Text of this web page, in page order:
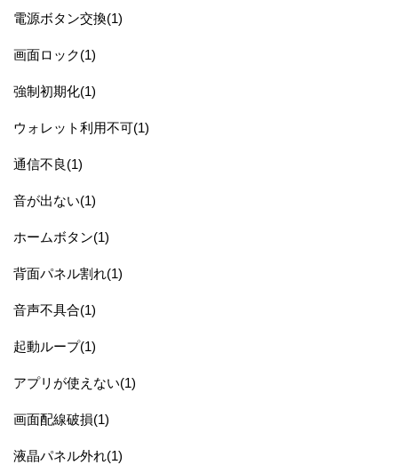
電源ボタン交換(1)
画面ロック(1)
強制初期化(1)
ウォレット利用不可(1)
通信不良(1)
音が出ない(1)
ホームボタン(1)
背面パネル割れ(1)
音声不具合(1)
起動ループ(1)
アプリが使えない(1)
画面配線破損(1)
液晶パネル外れ(1)